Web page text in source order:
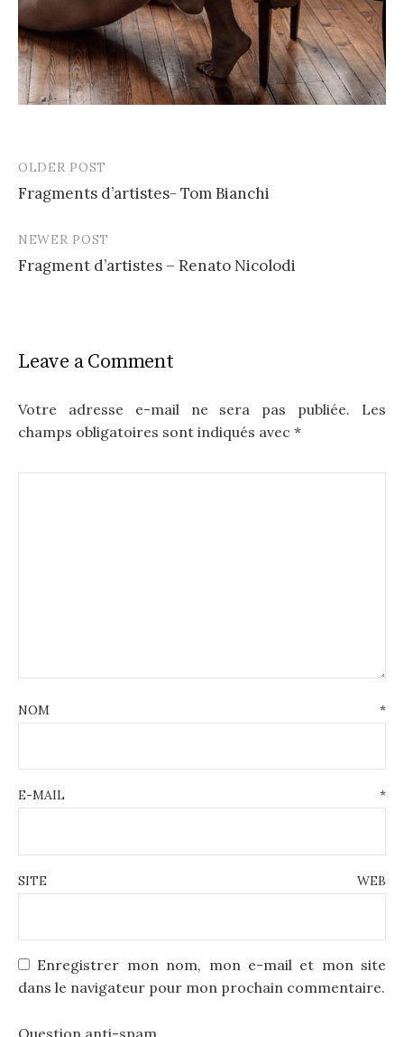
Post
navigation
OLDER POST
Fragments d’artistes- Tom Bianchi
NEWER POST
Fragment d’artistes – Renato Nicolodi
Leave a Comment
Votre adresse e-mail ne sera pas publiée.
Les
champs obligatoires sont indiqués avec *
NOM *
E-MAIL *
SITE WEB
Enregistrer mon nom, mon e-mail et mon site
dans le navigateur pour mon prochain commentaire.
Question anti-spam